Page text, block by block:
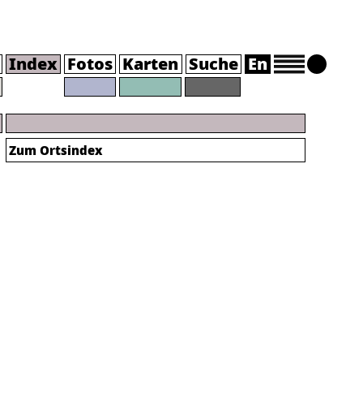
Index Fotos Karten Suche En
Zum Ortsindex